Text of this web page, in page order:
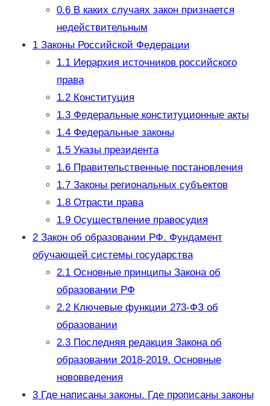
0.6В каких случаях закон признается
недействительным
1Законы Российской Федерации
1.1Иерархия источников российского
права
1.2Конституция
1.3Федеральные конституционные акты
1.4Федеральные законы
1.5Указы президента
1.6Правительственные постановления
1.7Законы региональных субъектов
1.8Отрасти права
1.9Осуществление правосудия
2Закон об образовании РФ. Фундамент
обучающей системы государства
2.1Основные принципы Закона об
образовании РФ
2.2Ключевые функции 273-ФЗ об
образовании
2.3Последняя редакция Закона об
образовании 2018-2019. Основные
нововведения
3Где написаны законы. Где прописаны законы